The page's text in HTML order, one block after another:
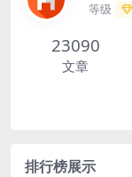
等级
23090
文章
排行榜展示